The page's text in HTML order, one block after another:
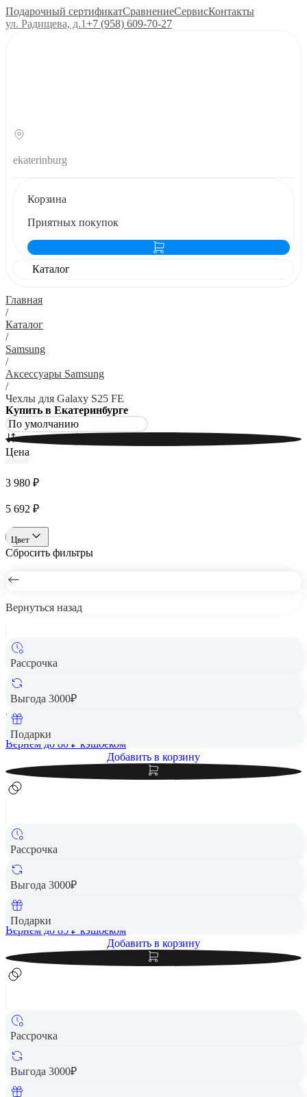
Подарочный сертификатСравнениеСервисКонтакты
ул. Радищева, д.1+7 (958) 609‑70‑27
ekaterinburg
Корзина
Приятных покупок
Каталог
Главная
/
Каталог
/
Samsung
/
Аксессуары Samsung
/
Чехлы для Galaxy S25 FE
Купить в Екатеринбурге
Цена
3 980 ₽
5 692 ₽
Цвет
Сбросить фильтры
Вернуться назад
Рассрочка
Выгода 3000₽
Подарки
Чехол защитный VLP Crystal Case с MagSafe Samsung S25
3 980 ₽
Вернем до 80 ₽ кэшбеком
Добавить в корзину
Рассрочка
Выгода 3000₽
Подарки
Чехол защитный VLP Moon Case с MagSafe для Samsung
4 264 ₽
Вернем до 85 ₽ кэшбеком
Добавить в корзину
Рассрочка
Выгода 3000₽
Чехол защитный VLP Moon Case с MagSafe для Samsung
4 264 ₽